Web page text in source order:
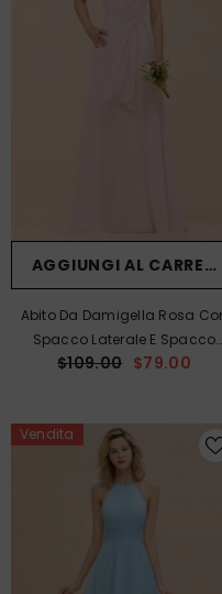
AGGIUNGI AL
Abito Da Damigella Rosa
Spacco Laterale E Spacco
Vertiginoso, Abito Da Sposa
$109.00 $79.00
Vendita